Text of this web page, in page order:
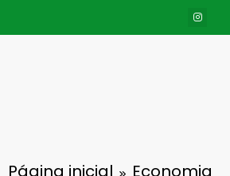
Página inicial
Economia